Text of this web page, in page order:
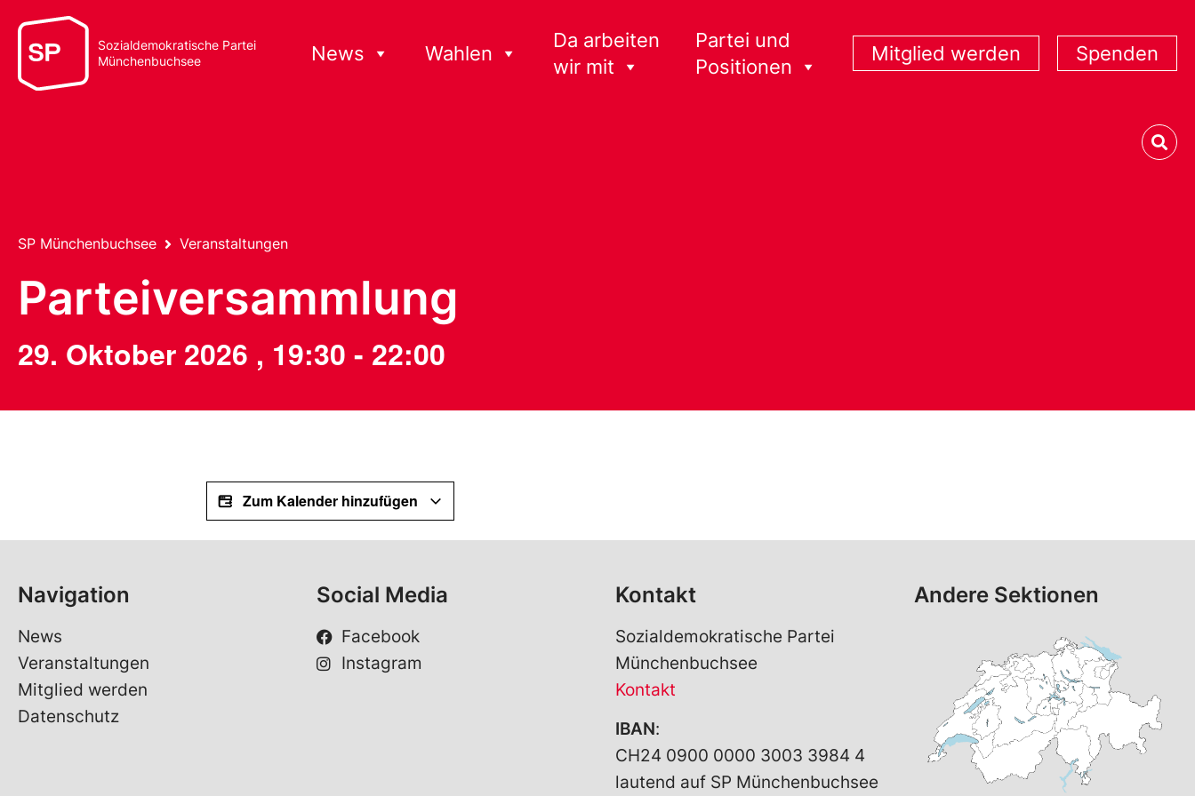
Sozialdemokratische Partei
Münchenbuchsee
News Wahlen
Da arbeiten
wir mit
Partei und
Positionen
Mitglied werden Spenden
SP Münchenbuchsee Veranstaltungen
Parteiversammlung
29. Oktober 2026 , 19:30 - 22:00
Zum Kalender hinzufügen
Navigation
News
Veranstaltungen
Mitglied werden
Datenschutz
Social Media
Facebook
Instagram
Kontakt
Sozialdemokratische Partei
Münchenbuchsee
Kontakt
IBAN:
CH24 0900 0000 3003 3984 4
lautend auf SP Münchenbuchsee
Andere Sektionen